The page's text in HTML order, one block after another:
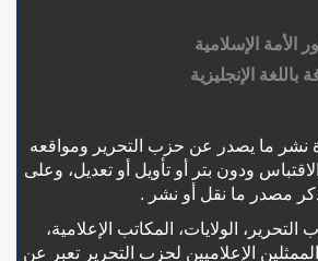
الأمة الإسلامية
باللغة الإنجليزية
نشر ما يصدر عن حزب التحرير ومواقعه
ودون بتر أو تأويل أو تعديل، وعلى
مصدر ما نقل أو نشر .
الولايات، المكاتب الإعلامية،
الإعلاميين لحزب التحرير تعبر عن